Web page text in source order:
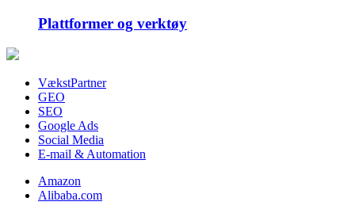
Plattformer og verktøy
VækstPartner
GEO
SEO
Google Ads
Social Media
E-mail & Automation
Amazon
Alibaba.com